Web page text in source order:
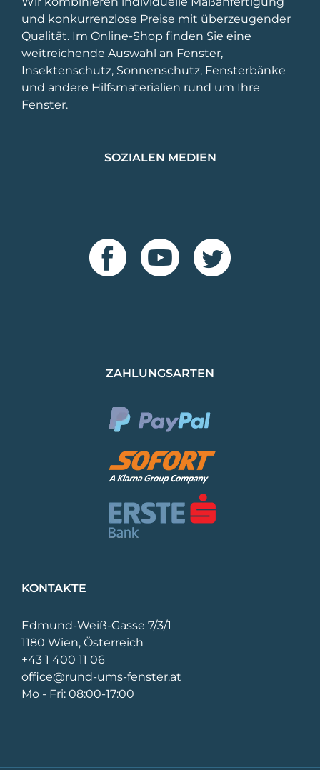
und konkurrenzlose Preise mit überzeugender
Qualität. Im Online-Shop finden Sie eine
weitreichende Auswahl an Fenster,
Insektenschutz, Sonnenschutz, Fensterbänke
und andere Hilfsmaterialien rund um Ihre
Fenster.
SOZIALEN MEDIEN
ZAHLUNGSARTEN
KONTAKTE
Edmund-Weiß-Gasse 7/3/1
1180 Wien, Österreich
+43 1 400 11 06
office@rund-ums-fenster.at
Mo - Fri: 08:00-17:00